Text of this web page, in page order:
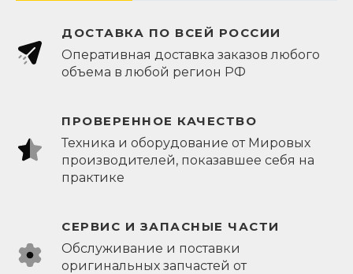
ДОСТАВКА ПО ВСЕЙ РОССИИ
Оперативная доставка заказов любого
объема в любой регион РФ
ПРОВЕРЕННОЕ КАЧЕСТВО
Техника и оборудование от Мировых
производителей, показавшее себя на
практике
СЕРВИС И ЗАПАСНЫЕ ЧАСТИ
Обслуживание и поставки
оригинальных запчастей от